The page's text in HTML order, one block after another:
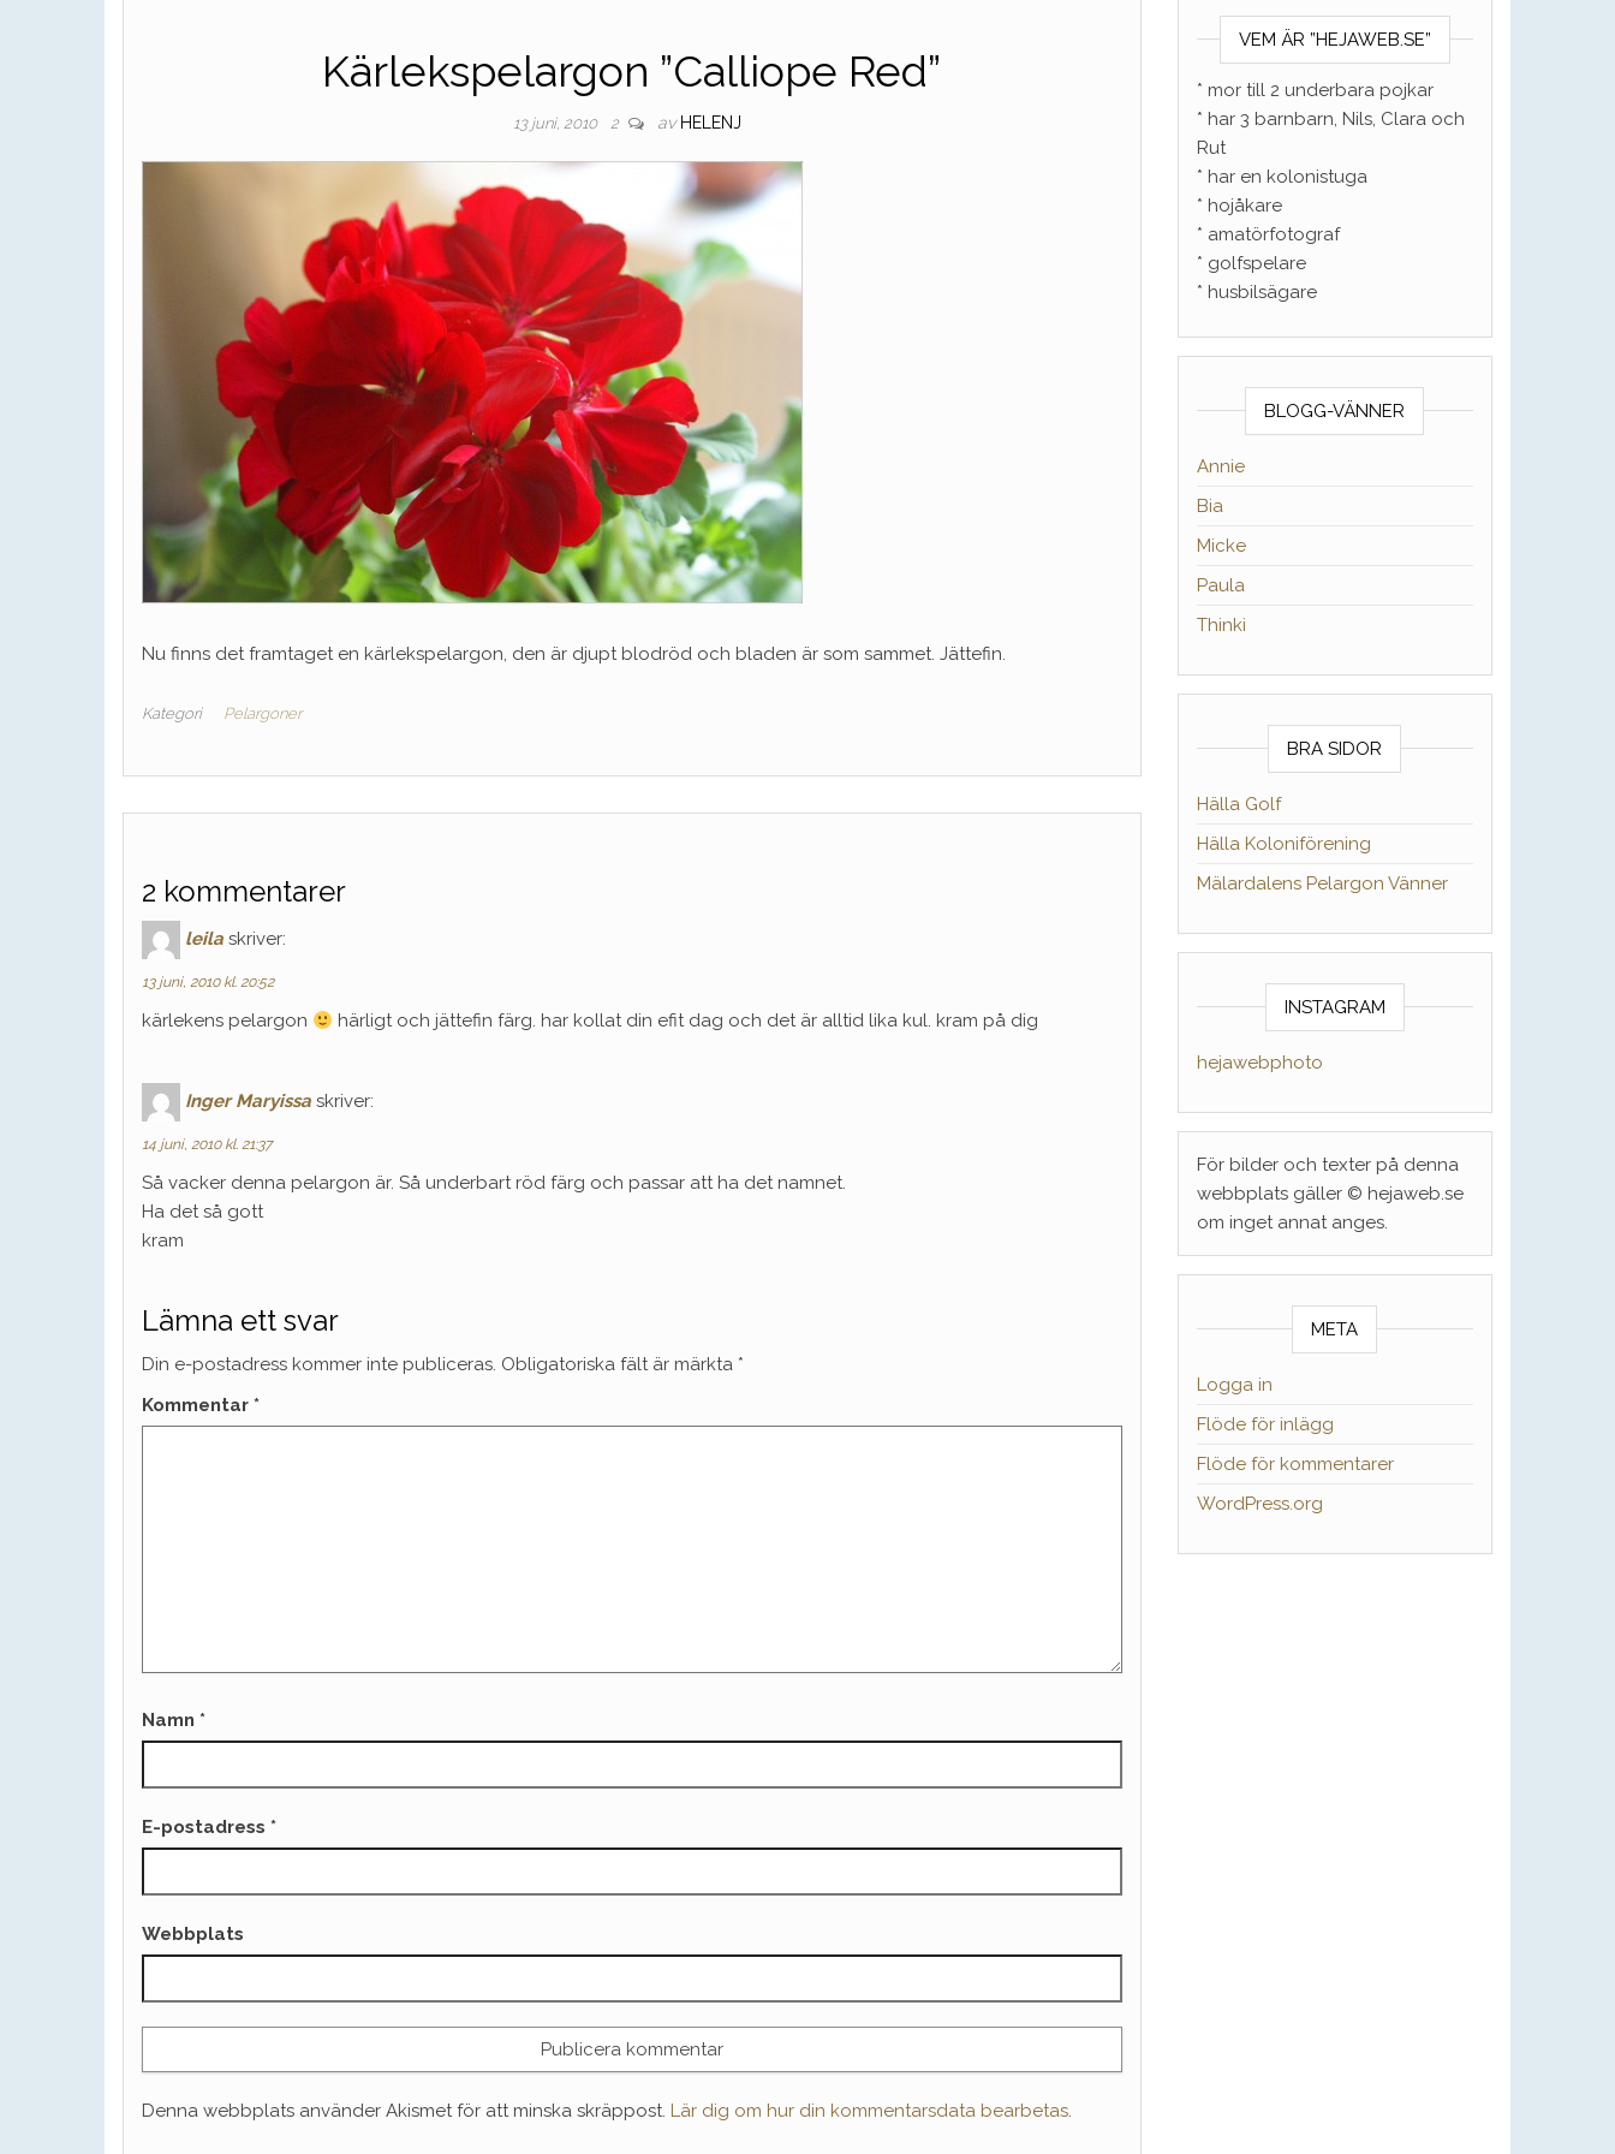
Kärlekspelargon ”Calliope Red”
13 juni, 2010 2 av HELENJ
Nu finns det framtaget en kärlekspelargon, den är djupt blodröd och bladen är som sammet. Jättefin.
Kategori Pelargoner
2 kommentarer
leila skriver:
13 juni, 2010 kl. 20:52
kärlekens pelargon härligt och jättefin färg. har kollat din efit dag och det är alltid lika kul. kram på dig
Inger Maryissa skriver:
14 juni, 2010 kl. 21:37
Så vacker denna pelargon är. Så underbart röd färg och passar att ha det namnet.
Ha det så gott
kram
Lämna ett svar
Din e-postadress kommer inte publiceras. Obligatoriska fält är märkta *
Kommentar *
Namn *
E-postadress *
Webbplats
Denna webbplats använder Akismet för att minska skräppost. Lär dig om hur din kommentarsdata bearbetas.
VEM ÄR ”HEJAWEB.SE”
* mor till 2 underbara pojkar
* har 3 barnbarn, Nils, Clara och
Rut
* har en kolonistuga
* hojåkare
* amatörfotograf
* golfspelare
* husbilsägare
BLOGG-VÄNNER
Annie
Bia
Micke
Paula
Thinki
BRA SIDOR
Hälla Golf
Hälla Koloniförening
Mälardalens Pelargon Vänner
INSTAGRAM
hejawebphoto
För bilder och texter på denna
webbplats gäller © hejaweb.se
om inget annat anges.
META
Logga in
Flöde för inlägg
Flöde för kommentarer
WordPress.org